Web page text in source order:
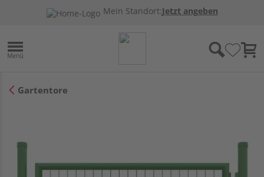
Mein Standort:Jetzt angeben
Gartentore